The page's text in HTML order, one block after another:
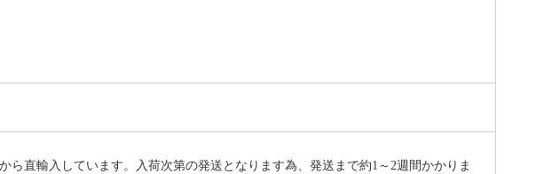
ら直輸入しています。入荷次第の発送となります為、発送まで約1～2週間かかりま